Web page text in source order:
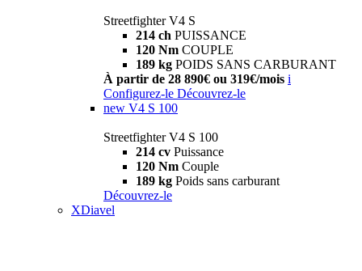
Streetfighter V4 S
214 ch PUISSANCE
120 Nm COUPLE
189 kg POIDS SANS CARBURANT
À partir de 28 890€ ou 319€/mois i
Configurez-le Découvrez-le
new V4 S 100
Streetfighter V4 S 100
214 cv Puissance
120 Nm Couple
189 kg Poids sans carburant
Découvrez-le
XDiavel